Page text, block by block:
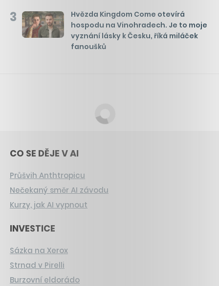
3
Hvězda Kingdom Come otevírá
hospodu na Vinohradech. Je to moje
vyznání lásky k Česku, říká miláček
fanoušků
CO SE DĚJE V AI
Průšvih Anthtropicu
Nečekaný směr AI závodu
Kurzy, jak AI vypnout
INVESTICE
Sázka na Xerox
Strnad v Pirelli
Burzovní eldorádo